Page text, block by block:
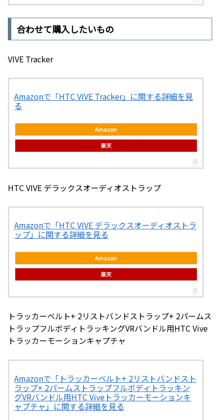
合わせて購入したいもの
VIVE Tracker
Amazonで「HTC VIVE Tracker」に関する詳細を見
る
Amazon
楽天
HTC VIVE デラックスオーディオストラップ
Amazonで「HTC VIVE デラックスオーディオストラ
ップ」に関する詳細を見る
Amazon
楽天
トラッカーベルト+ 2リストバンドストラップ+ 2パームス
トラップフルボディトラッキングVRバンドル用HTC Vive
トラッカーモーションキャプチャ
Amazonで「トラッカーベルト+ 2リストバンドスト
ラップ+ 2パームストラップフルボディトラッキン
グVRバンドル用HTC Viveトラッカーモーションキ
ャプチャ」に関する詳細を見る